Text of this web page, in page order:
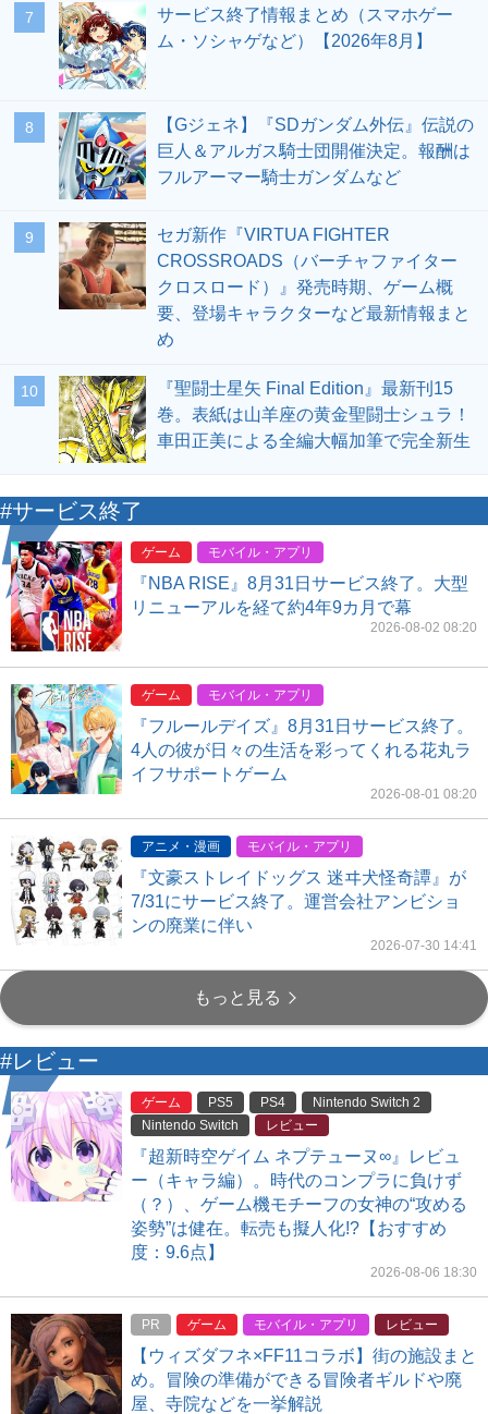
7
サービス終了情報まとめ（スマホゲー
ム・ソシャゲなど）【2026年8月】
8
【Gジェネ】『SDガンダム外伝』伝説の
巨人＆アルガス騎士団開催決定。報酬は
フルアーマー騎士ガンダムなど
9
セガ新作『VIRTUA FIGHTER
CROSSROADS（バーチャファイター
クロスロード）』発売時期、ゲーム概
要、登場キャラクターなど最新情報まと
め
10
『聖闘士星矢 Final Edition』最新刊15
巻。表紙は山羊座の黄金聖闘士シュラ！
車田正美による全編大幅加筆で完全新生
#サービス終了
ゲーム モバイル・アプリ
『NBA RISE』8月31日サービス終了。大型
リニューアルを経て約4年9カ月で幕
2026-08-02 08:20
ゲーム モバイル・アプリ
『フルールデイズ』8月31日サービス終了。
4人の彼が日々の生活を彩ってくれる花丸ラ
イフサポートゲーム
2026-08-01 08:20
アニメ・漫画 モバイル・アプリ
『文豪ストレイドッグス 迷ヰ犬怪奇譚』が
7/31にサービス終了。運営会社アンビショ
ンの廃業に伴い
2026-07-30 14:41
もっと見る
#レビュー
ゲーム PS5 PS4
Nintendo Switch 2
Nintendo Switch
レビュー
『超新時空ゲイム ネプテューヌ∞』レビュ
ー（キャラ編）。時代のコンプラに負けず
（？）、ゲーム機モチーフの女神の“攻める
姿勢”は健在。転売も擬人化!?【おすすめ
度：9.6点】
2026-08-06 18:30
PR ゲーム モバイル・アプリ レビュー
【ウィズダフネ×FF11コラボ】街の施設まと
め。冒険の準備ができる冒険者ギルドや廃
屋、寺院などを一挙解説